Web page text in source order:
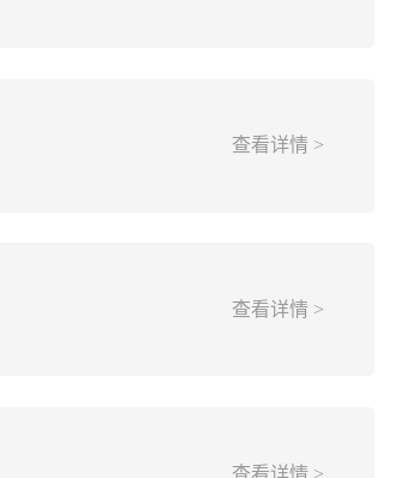
查看详情 >
查看详情 >
查看详情 >